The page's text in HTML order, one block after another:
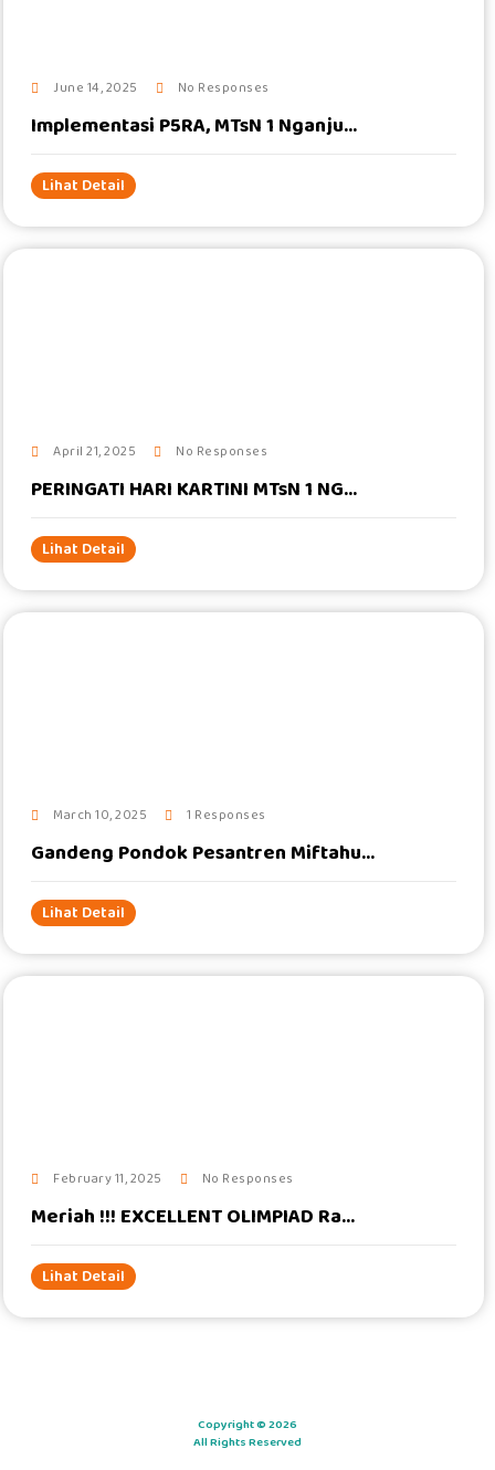
June 14, 2025 No Responses
Implementasi P5RA, MTsN 1 Nganju...
Lihat Detail
April 21, 2025 No Responses
PERINGATI HARI KARTINI MTsN 1 NG...
Lihat Detail
March 10, 2025 1 Responses
Gandeng Pondok Pesantren Miftahu...
Lihat Detail
February 11, 2025 No Responses
Meriah !!! EXCELLENT OLIMPIAD Ra...
Lihat Detail
Copyright © 2026
All Rights Reserved